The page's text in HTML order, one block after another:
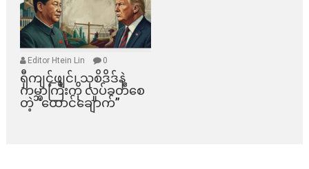
Editor Htein Lin 0
ရှီကျင့်ဖျင်၊ သုစိဒိဒ်နဲ့
ကမ္ဘာကြီးကို လှုပ်ခတ်စေ
တဲ့ “ထောင်ချောက်”